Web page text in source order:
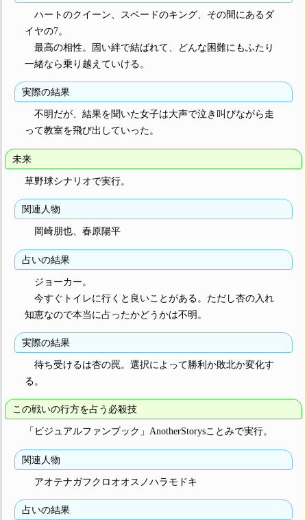
ハートのクイーン、スペードのキング、その間にあるダ
イヤの7。
最高の相性。固い絆で結ばれて、どんな困難にもふたり
一緒なら乗り越えていける。
実際の結果
不明だが、結果を聞いた女子は大声で泣き叫びながら走
って教室を飛び出していった。
未来
草野球シナリオで実行。
関連人物
岡崎朋也、春原陽平
占いの結果
ジョーカー。
今すぐトイレに行くと良いことがある。ただし杏の入れ
知恵なので本当に占ったかどうかは不明。
実際の結果
待ち受けるは杏の罠。選択によって勝利か敗北か変化す
る。
この戦いの行方を占う必殺技
「ビジュアルファンブック」AnotherStorysことみで実行。
関連人物
アオテナガフクロオオスノハラモドキ
占いの結果